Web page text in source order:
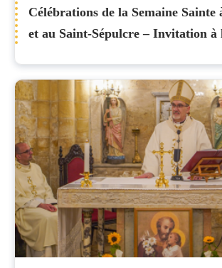
Célébrations de la Semaine Sainte
et au Saint-Sépulcre – Invitation à